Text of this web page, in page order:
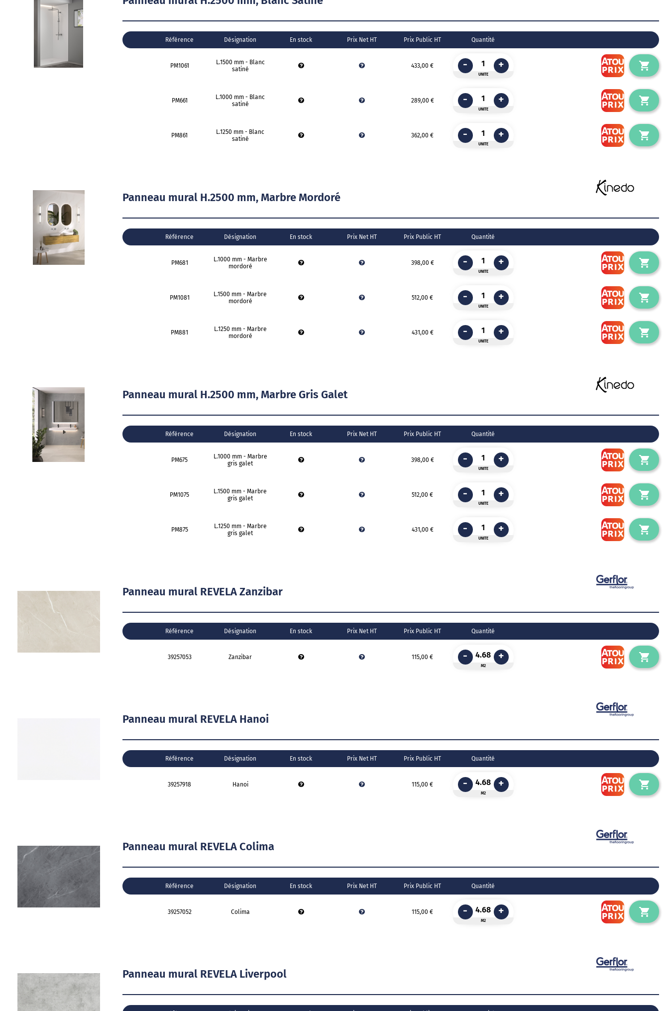
Référence Désignation En stock Prix Net HT Prix Public HT Quantité
PM1061
L.1500 mm - Blanc
satiné
433,00 €
UNITE
- +
PM661
L.1000 mm - Blanc
satiné
289,00 €
UNITE
- +
PM861
L.1250 mm - Blanc
satiné
362,00 €
UNITE
- +
Panneau mural H.2500 mm, Marbre Mordoré
Référence Désignation En stock Prix Net HT Prix Public HT Quantité
PM681
L.1000 mm - Marbre
mordoré
398,00 €
UNITE
- +
PM1081
L.1500 mm - Marbre
mordoré
512,00 €
UNITE
- +
PM881
L.1250 mm - Marbre
mordoré
431,00 €
UNITE
- +
Panneau mural H.2500 mm, Marbre Gris Galet
Référence Désignation En stock Prix Net HT Prix Public HT Quantité
PM675
L.1000 mm - Marbre
gris galet
398,00 €
UNITE
- +
PM1075
L.1500 mm - Marbre
gris galet
512,00 €
UNITE
- +
PM875
L.1250 mm - Marbre
gris galet
431,00 €
UNITE
- +
Panneau mural REVELA Zanzibar
Référence Désignation En stock Prix Net HT Prix Public HT Quantité
39257053 Zanzibar 115,00 €
M2
- +
Panneau mural REVELA Hanoi
Référence Désignation En stock Prix Net HT Prix Public HT Quantité
39257918 Hanoi 115,00 €
M2
- +
Panneau mural REVELA Colima
Référence Désignation En stock Prix Net HT Prix Public HT Quantité
39257052 Colima 115,00 €
M2
- +
Panneau mural REVELA Liverpool